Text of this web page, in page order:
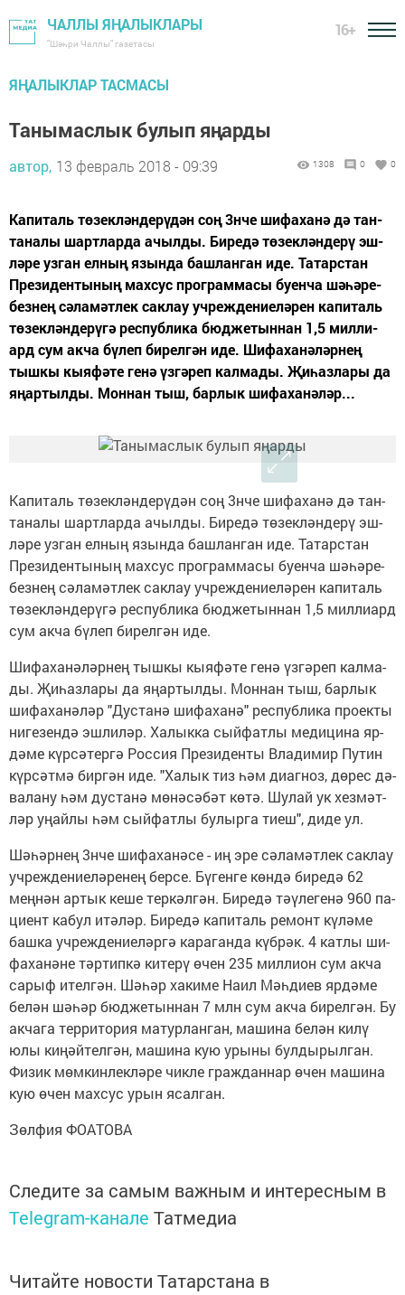
ЧАЛЛЫ ЯҢАЛЫКЛАРЫ
"Шәһри Чаллы" газетасы
16+
ЯҢАЛЫКЛАР ТАСМАСЫ
Танымаслык булып яңарды
автор, 13 февраль 2018 - 09:39 1308 0 0
Ка­пи­таль тө­зек­лән­де­рү­дән соң 3нче ши­фа­ха­нә дә тан­
та­на­лы шарт­лар­да ачыл­ды. Би­ре­дә тө­зек­лән­де­рү эш­
лә­ре уз­ган ел­ның язын­да баш­лан­ган иде. Та­тар­стан
Пре­зи­ден­ты­ның мах­сус прог­рам­ма­сы бу­ен­ча шә­һә­ре­
без­нең сә­ла­мәт­лек сак­лау уч­реж­де­ни­е­лә­рен ка­пи­таль
тө­зек­лән­де­рү­гә рес­пуб­ли­ка бюд­же­тын­нан 1,5 мил­ли­
ард сум ак­ча бү­леп би­рел­гән иде. Ши­фа­ха­нә­ләр­нең
тыш­кы кы­я­фә­те ге­нә үз­гә­реп кал­ма­ды. Җи­һаз­ла­ры да
яңар­тыл­ды. Мон­нан тыш, бар­лык ши­фа­ха­нә­ләр...
Ка­пи­таль тө­зек­лән­де­рү­дән соң 3нче ши­фа­ха­нә дә тан­
та­на­лы шарт­лар­да ачыл­ды. Би­ре­дә тө­зек­лән­де­рү эш­
лә­ре уз­ган ел­ның язын­да баш­лан­ган иде. Та­тар­стан
Пре­зи­ден­ты­ның мах­сус прог­рам­ма­сы бу­ен­ча шә­һә­ре­
без­нең сә­ла­мәт­лек сак­лау уч­реж­де­ни­е­лә­рен ка­пи­таль
тө­зек­лән­де­рү­гә рес­пуб­ли­ка бюд­же­тын­нан 1,5 мил­ли­ард
сум ак­ча бү­леп би­рел­гән иде.
Ши­фа­ха­нә­ләр­нең тыш­кы кы­я­фә­те ге­нә үз­гә­реп кал­ма­
ды. Җи­һаз­ла­ры да яңар­тыл­ды. Мон­нан тыш, бар­лык
ши­фа­ха­нә­ләр "Дус­та­нә ши­фа­ха­нә" рес­пуб­ли­ка про­ек­ты
ни­ге­зен­дә эш­ли­ләр. Ха­лык­ка сый­фат­лы ме­ди­ци­на яр­
дә­ме күр­сә­тер­гә Рос­сия Пре­зи­ден­ты Вла­ди­мир Пу­тин
күр­сәт­мә бир­гән иде. "Ха­лык тиз һәм ди­аг­ноз, дө­рес дә­
ва­ла­ну һәм дус­та­нә мө­нә­сә­бәт кө­тә. Шу­лай ук хез­мәт­
ләр уңай­лы һәм сый­фат­лы бу­лыр­га ти­еш", ди­де ул.
Шә­һәр­нең 3нче ши­фа­ха­нә­се - иң эре сә­ла­мәт­лек сак­лау
уч­реж­де­ни­е­лә­ре­нең бер­се. Бү­ген­ге көн­дә би­ре­дә 62
мең­нән ар­тык ке­ше тер­кәл­гән. Би­ре­дә тәү­ле­ге­нә 960 па­
ци­ент ка­бул итә­ләр. Би­ре­дә ка­пи­таль ре­монт кү­лә­ме
баш­ка уч­реж­де­ни­е­ләр­гә ка­ра­ган­да күб­рәк. 4 кат­лы ши­
фа­ха­нә­не тәр­тип­кә ки­те­рү өчен 235 мил­ли­он сум ак­ча
са­рыф ител­гән. Шә­һәр ха­ки­ме На­ил Мәһ­ди­ев яр­дә­ме
бе­лән шә­һәр бюд­же­тын­нан 7 млн сум ак­ча би­рел­гән. Бу
ак­ча­га тер­ри­то­рия ма­тур­лан­ган, ма­ши­на бе­лән ки­лү
юлы ки­ңәй­тел­гән, ма­ши­на кую уры­ны бул­ды­рыл­ган.
Фи­зик мөм­кин­лек­лә­ре чик­ле граж­дан­нар өчен ма­ши­на
кую өчен мах­сус урын ясал­ган.
Зөл­фия ФО­А­ТО­ВА
Следите за самым важным и интересным в
Telegram-канале Татмедиа
Читайте новости Татарстана в